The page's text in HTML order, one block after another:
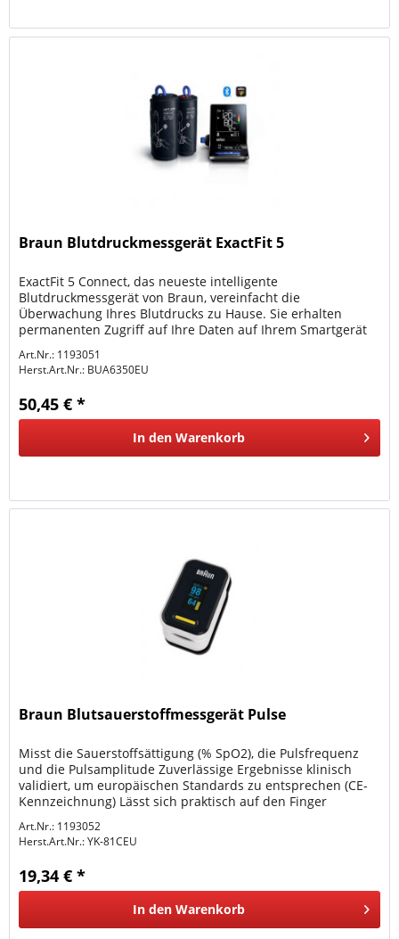
Braun Blutdruckmessgerät ExactFit 5
ExactFit 5 Connect, das neueste intelligente
Blutdruckmessgerät von Braun, vereinfacht die
Überwachung Ihres Blutdrucks zu Hause. Sie erhalten
permanenten Zugriff auf Ihre Daten auf Ihrem Smartgerät
Art.Nr.: 1193051
Herst.Art.Nr.: BUA6350EU
50,45 € *
In den Warenkorb
Braun Blutsauerstoffmessgerät Pulse
Misst die Sauerstoffsättigung (% SpO2), die Pulsfrequenz
und die Pulsamplitude Zuverlässige Ergebnisse klinisch
validiert, um europäischen Standards zu entsprechen (CE-
Kennzeichnung) Lässt sich praktisch auf den Finger
Art.Nr.: 1193052
Herst.Art.Nr.:YK-81CEU
19,34 € *
In den Warenkorb